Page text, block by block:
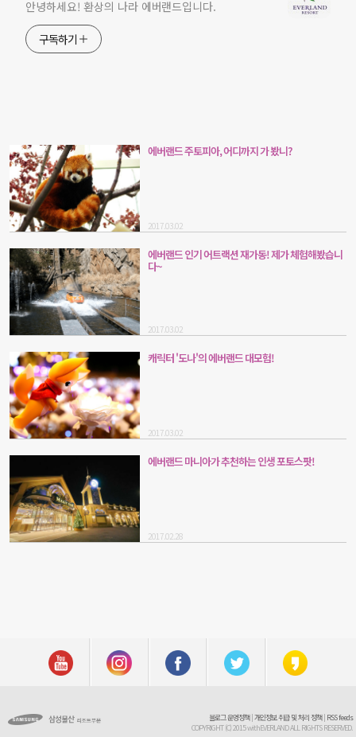
안녕하세요! 환상의 나라 에버랜드입니다.
구독하기
에버랜드 주토피아, 어디까지 가 봤니?
2017.03.02
에버랜드 인기 어트랙션 재가동! 제가 체험해봤습니
다~
2017.03.02
캐릭터 '도나'의 에버랜드 대모험!
2017.03.02
에버랜드 마니아가 추천하는 인생 포토스팟!
2017.02.28
블로그 운영정책| 개인정보 취급 및 처리 정책| RSS feeds
COPYRIGHT (C) 2015 withEVERLAND ALL RIGHTS RESERVED.